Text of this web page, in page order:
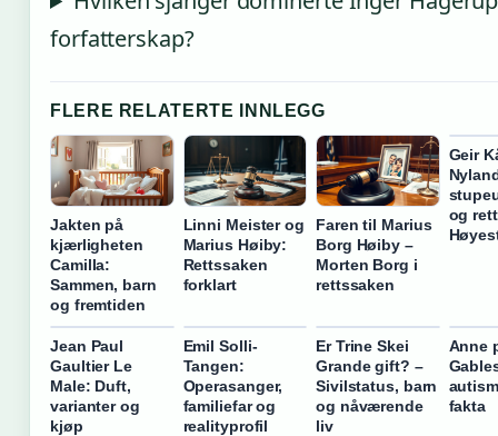
forfatterskap?
FLERE RELATERTE INNLEGG
Jakten på
kjærligheten
Camilla:
Sammen, barn
og fremtiden
Linni Meister og
Marius Høiby:
Rettssaken
forklart
Faren til Marius
Borg Høiby –
Morten Borg i
rettssaken
Geir
og
Jean Paul
Gaultier Le
Male: Duft,
varianter og
kjøp
Emil Solli-
Tangen:
Operasanger,
familiefar og
realityprofil
Er Trine Skei
Grande gift? –
Sivilstatus, barn
og nåværende
liv
Anne
fakta